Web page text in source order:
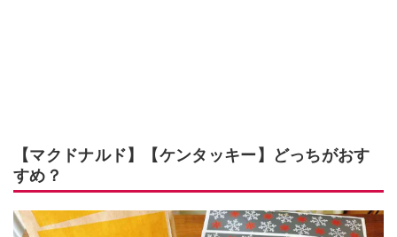
【マクドナルド】【ケンタッキー】どっちがおす
すめ？